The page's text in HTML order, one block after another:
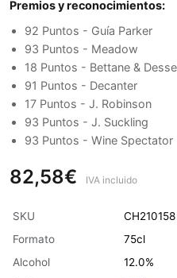
Premios y reconocimientos:
92 Puntos - Guía Parker
93 Puntos - Meadow
18 Puntos - Bettane &
91 Puntos - Decanter
17 Puntos - J. Robinson
93 Puntos - J. Suckling
93 Puntos - Wine Spectator
82,58€ IVA incluido
SKU
CH210158
Formato
75cl
Alcohol
12.0%